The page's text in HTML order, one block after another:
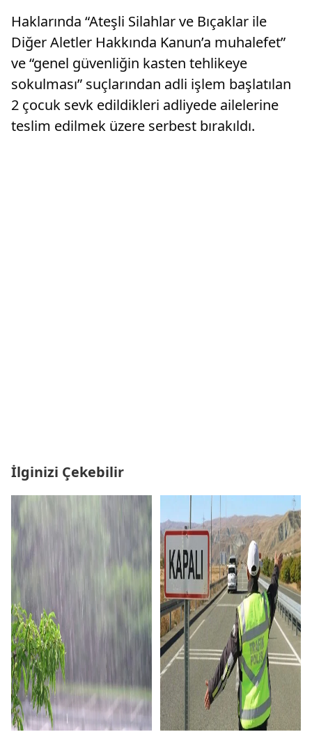
Haklarında “Ateşli Silahlar ve Bıçaklar ile
Diğer Aletler Hakkında Kanun’a muhalefet”
ve “genel güvenliğin kasten tehlikeye
sokulması” suçlarından adli işlem başlatılan
2 çocuk sevk edildikleri adliyede ailelerine
teslim edilmek üzere serbest bırakıldı.
İlginizi Çekebilir